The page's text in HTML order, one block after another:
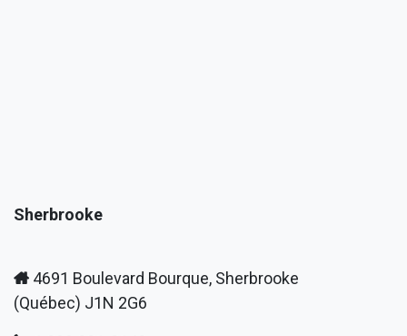
Sherbrooke
4691 Boulevard Bourque, Sherbrooke
(Québec) J1N 2G6